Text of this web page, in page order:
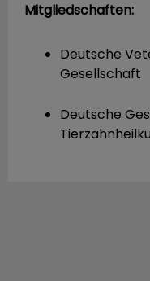
Mitgliedschaften:
Deutsche
Gesellschaft
Deutsche